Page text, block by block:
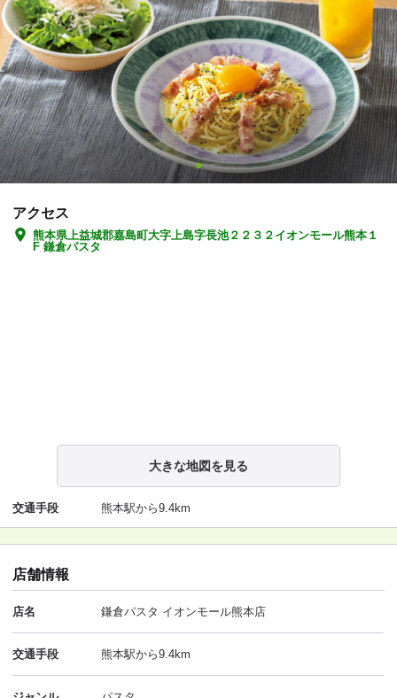
アクセス
熊本県上益城郡嘉島町大字上島字長池２２３２イオンモール熊本１
F 鎌倉パスタ
大きな地図を見る
交通手段 熊本駅から9.4km
店舗情報
店名 鎌倉パスタ イオンモール熊本店
交通手段 熊本駅から9.4km